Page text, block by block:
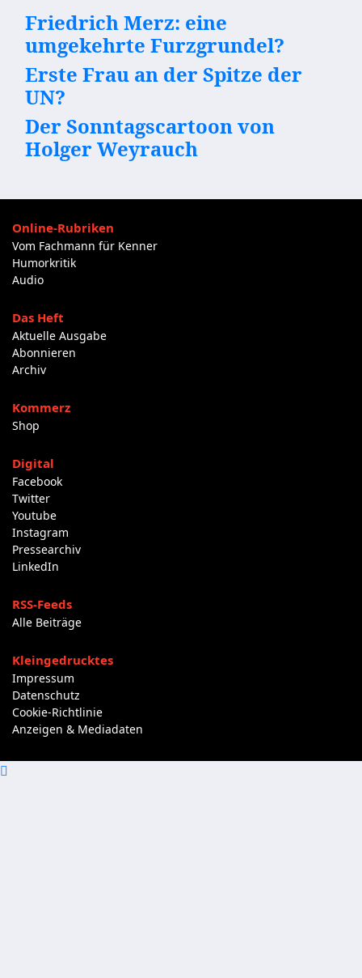
Friedrich Merz: eine
umgekehrte Furzgrundel?
Erste Frau an der Spitze der
UN?
Der Sonntagscartoon von
Holger Weyrauch
Online-Rubriken
Vom Fachmann für Kenner
Humorkritik
Audio
Das Heft
Aktuelle Ausgabe
Abonnieren
Archiv
Kommerz
Shop
Digital
Facebook
Twitter
Youtube
Instagram
Pressearchiv
LinkedIn
RSS-Feeds
Alle Beiträge
Kleingedrucktes
Impressum
Datenschutz
Cookie-Richtlinie
Anzeigen & Mediadaten